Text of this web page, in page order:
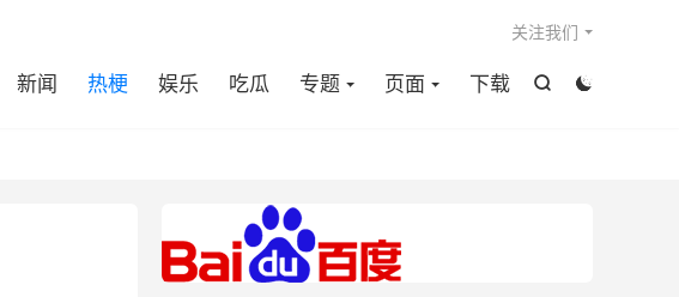


新闻 热梗 娱乐 吃瓜 专题 页面 下载
关注我们